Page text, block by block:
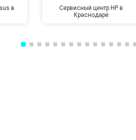
в
Сервисный центр HP в
Краснодаре